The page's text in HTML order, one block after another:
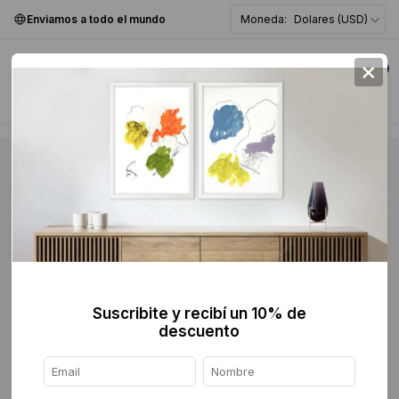
Enviamos a todo el mundo Moneda: Dolares (USD)
0
×
Suscribite y recibí un 10% de
descuento